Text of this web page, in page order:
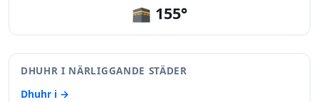
🕋 155°
DHUHR I NÄRLIGGANDE STÄDER
Dhuhr i →